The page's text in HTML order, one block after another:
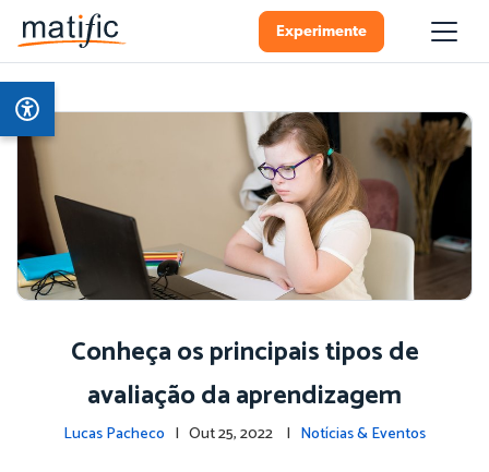
Experimente
Conheça os principais tipos de
avaliação da aprendizagem
Lucas Pacheco | Out 25, 2022 | Notícias & Eventos